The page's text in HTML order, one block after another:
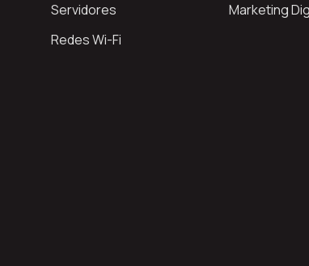
Servidores
Redes Wi-Fi
Marketing